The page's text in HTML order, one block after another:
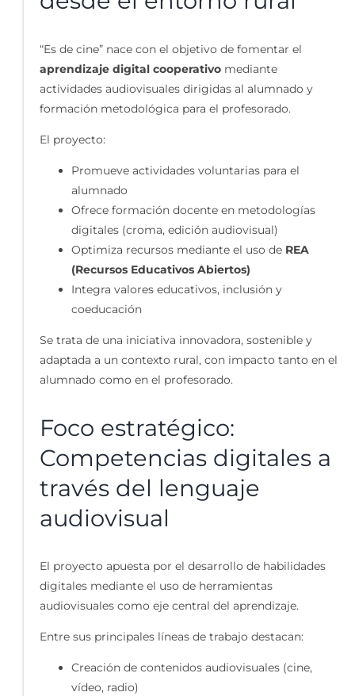
“Es de cine” nace con el objetivo de fomentar el
aprendizaje digital cooperativomediante
actividades audiovisuales dirigidas al alumnado y
formación metodológica para el profesorado.
El proyecto:
Promueve actividades voluntarias para el
alumnado
Ofrece formación docente en metodologías
digitales (croma, edición audiovisual)
Optimiza recursos mediante el uso de REA
(Recursos Educativos Abiertos)
Integra valores educativos, inclusión y
coeducación
Se trata de una iniciativa innovadora, sostenible y
adaptada a un contexto rural, con impacto tanto en el
alumnado como en el profesorado.
Foco estratégico:
Competencias digitales a
través del lenguaje
audiovisual
El proyecto apuesta por el desarrollo de habilidades
digitales mediante el uso de herramientas
audiovisuales como eje central del aprendizaje.
Entre sus principales líneas de trabajo destacan:
Creación de contenidos audiovisuales (cine,
vídeo, radio)